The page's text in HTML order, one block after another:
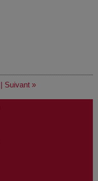
| Suivant »